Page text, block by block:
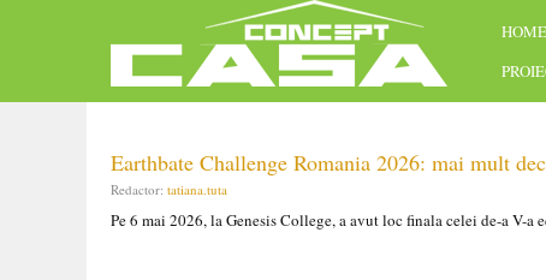
Earthbate Challenge Romania 2026: mai mult
Redactor: tatiana.tuta
Pe 6 mai 2026, la Genesis College, a avut loc finala celei de-a V-